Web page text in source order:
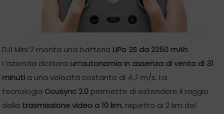
DJI Mini 2 monta una batteria LiPo 2S da 2250 mAh.
L’azienda dichiara un’autonomia in assenza di vento di 31
minuti a una velocità costante di 4,7 m/s. La
tecnologia Ocusync 2.0 permette di estendere il raggio
della trasmissione video a 10 km, rispetto ai 2 km del